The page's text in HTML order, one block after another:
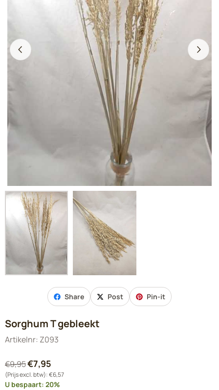
Share Post Pin-it
Sorghum T gebleekt
Artikelnr: Z093
€9,95€7,95
(Prijs excl. btw):€6,57
U bespaart: 20%